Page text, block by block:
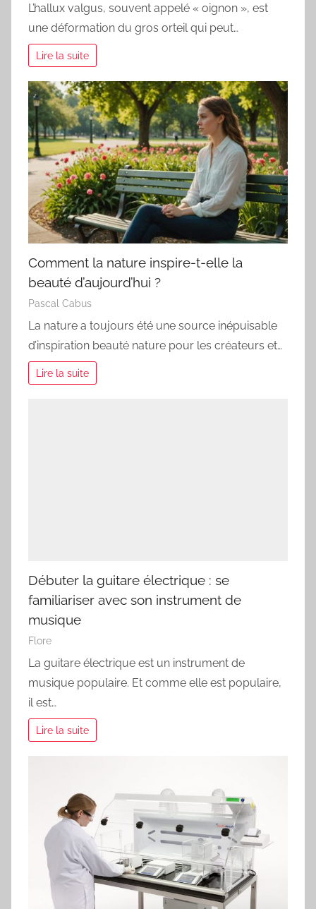
L’hallux valgus, souvent appelé « oignon », est
une déformation du gros orteil qui peut…
Lire la suite
Comment la nature inspire-t-elle la
beauté d’aujourd’hui ?
Pascal Cabus
La nature a toujours été une source inépuisable
d’inspiration beauté nature pour les créateurs et…
Lire la suite
Débuter la guitare électrique : se
familiariser avec son instrument de
musique
Flore
La guitare électrique est un instrument de
musique populaire. Et comme elle est populaire,
il est…
Lire la suite